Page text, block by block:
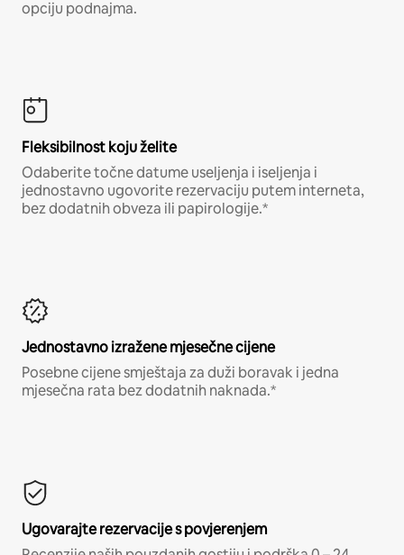
opciju podnajma.
Fleksibilnost koju želite
Odaberite točne datume useljenja i iseljenja i
jednostavno ugovorite rezervaciju putem interneta,
bez dodatnih obveza ili papirologije.*
Jednostavno izražene mjesečne cijene
Posebne cijene smještaja za duži boravak i jedna
mjesečna rata bez dodatnih naknada.*
Ugovarajte rezervacije s povjerenjem